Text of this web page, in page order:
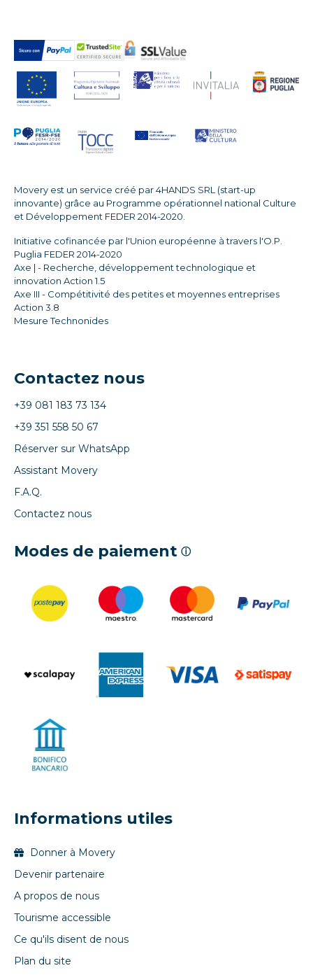
Movery est un service créé par 4HANDS SRL (start-up
innovante) grâce au Programme opérationnel national Culture
et Développement FEDER 2014-2020.
Initiative cofinancée par l'Union européenne à travers l'O.P.
Puglia FEDER 2014-2020
Axe | - Recherche, développement technologique et
innovation Action 1.5
Axe III - Compétitivité des petites et moyennes entreprises
Action 3.8
Mesure Technonides
Contactez nous
+39 081 183 73 134
+39 351 558 50 67
Réserver sur WhatsApp
Assistant Movery
F.A.Q.
Contactez nous
Modes de paiement ⓘ
Informations utiles
Donner à Movery
Devenir partenaire
A propos de nous
Tourisme accessible
Ce qu'ils disent de nous
Plan du site